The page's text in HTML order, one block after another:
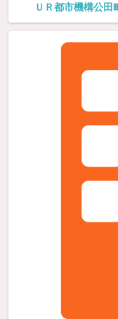
ＵＲ都市機構公田